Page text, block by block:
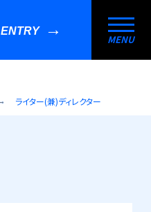
ENTRY
ライター(兼)ディレクター